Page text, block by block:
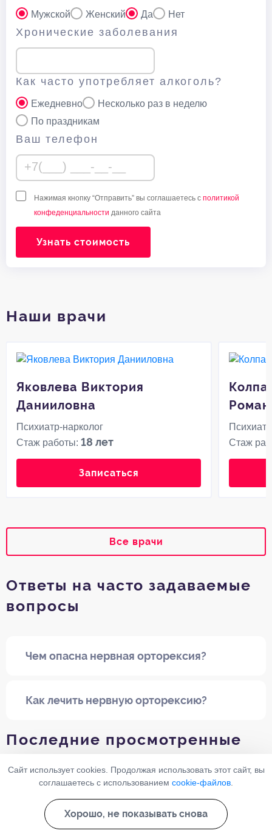
Мужской Женский Да Нет
Хронические заболевания
Как часто употребляет алкоголь?
Ежедневно
Несколько раз в неделю
По праздникам
Ваш телефон
Нажимая кнопку “Отправить” вы соглашаетесь с политикой
конфеденциальности данного сайта
Узнать стоимость
Наши врачи
Яковлева Виктория
Данииловна
Психиатр-нарколог
Стаж работы:18 лет
Записаться
Стаж
Все врачи
Ответы на часто задаваемые
вопросы
Чем опасна нервная орторексия?
Как лечить нервную орторексию?
Последние просмотренные
Консультация психиатра
Сайт использует cookies. Продолжая использовать этот сайт, вы
соглашаетесь с использованием cookie-файлов
Хорошо, не показывать снова